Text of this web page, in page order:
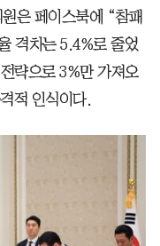
은 페이스북에 “참패
격차는 5.4%로 줄었
략으로 3%만 가져오
적 인식이다.